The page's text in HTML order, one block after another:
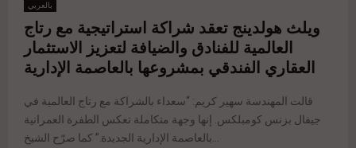
بالعربي
ويلث هولدينج تعقد شراكة استراتيجية مع رتاج
العالمية للفنادق والضيافة لتعزيز الاستثمار
العقاري الفندقي بمشروعها بالعاصمة الإدارية
قالت المهندسة سهير كريم: “سعداء بالشراكة مع رتاج العالمية في
جيفال بزنس كومبلكس. إنها وجهة متكاملة تعكس الطفرة العمرانية
بالعاصمة الإدارية الجديدة.” كما صرّح الشيخ...